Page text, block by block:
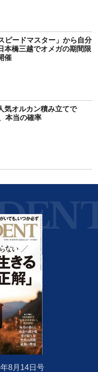
ピードマスター」から自分
本橋三越でオメガの期間限
催
オルカン積み立てで
本当の確率
8月14日号